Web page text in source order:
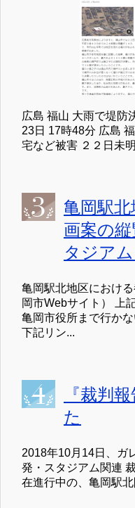
広島 福山 大雨で堤防
23日 17時48分 広島
宅など被害 ２２日未
亀岡駅
画案の
タジアム
亀岡駅北地区におけ
岡市Webサイト） 上
亀岡市役所まで行か
下記リン...
『裁判
た
2018年10月14日、ガ
発・スタジアム関連
在進行中の、亀岡駅